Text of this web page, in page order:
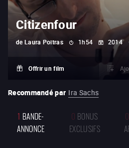
Citizenfour
de Laura Poitras 1h54 2014
Offrir un film
Recommandé par Ira Sachs
1 BANDE-
ANNONCE
0 BONUS
EXCLUSIFS
0